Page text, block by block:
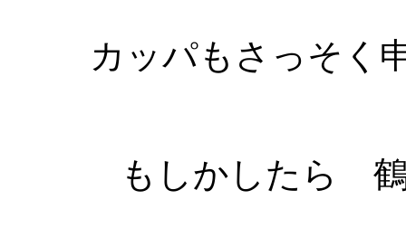
カッパもさっそく
もしかしたら